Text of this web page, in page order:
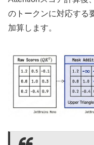
のトークンに対応する
加算します。